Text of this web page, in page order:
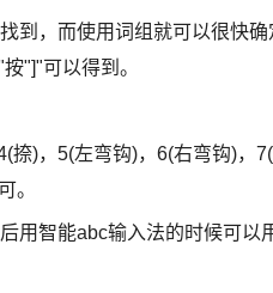
，而使用词组就可以很快确
"]"可以得到。
)，5(左弯钩)，6(右弯钩)，
。
智能abc输入法的时候可以